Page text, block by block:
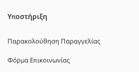
Υποστήριξη
Παρακολούθηση Παραγγελίας
Φόρμα Επικοινωνίας